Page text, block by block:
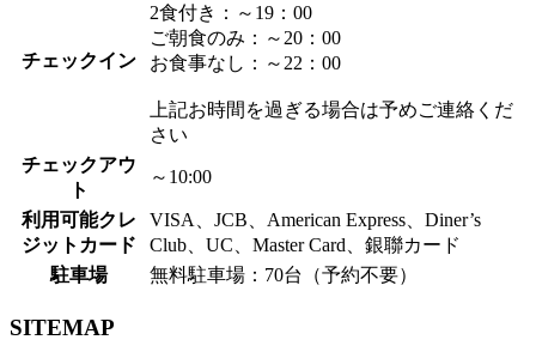
チェックイン
2食付き：～19：00
ご朝食のみ：～20：00
お食事なし：～22：00
上記お時間を過ぎる場合は予めご連絡くだ
さい
チェックアウ
ト
～10:00
利用可能クレ
ジットカード
VISA、JCB、American Express、Diner’s
Club、UC、Master Card、銀聯カード
駐車場
無料駐車場：70台（予約不要）
SITEMAP